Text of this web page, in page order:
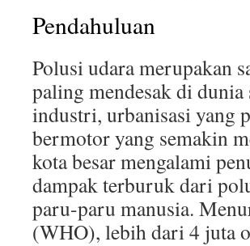
Pendahuluan
Polusi udara merupakan
paling mendesak di
industri, urbanisasi yang
bermotor yang semakin
kota besar mengalami
dampak terburuk dari
paru-paru manusia.
(WHO), lebih dari 4 juta